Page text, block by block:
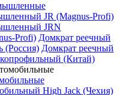
JR (Magnus-Profi)
JRN
Profi) Домкрат реечный
(Россия) Домкрат реечный
(Китай)
High Jack (Чехия)